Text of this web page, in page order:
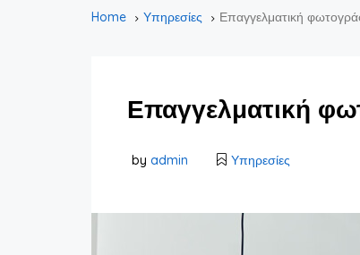
Home Υπηρεσίες Επαγγελματική
Επαγγελματική
by admin Υπηρεσίες